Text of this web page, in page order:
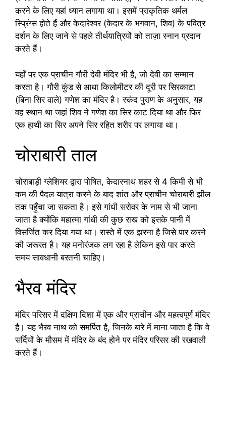
करने के लिए यहां ध्यान लगाया था। इसमें प्राकृतिक थर्मल
स्प्रिंग्स होते हैं और केदारेश्वर (केदार के भगवान, शिव) के पवित्र
दर्शन के लिए जाने से पहले तीर्थयात्रियों को ताज़ा स्नान प्रदान
करते हैं।
यहाँ पर एक प्राचीन गौरी देवी मंदिर भी है, जो देवी का सम्मान
करता है। गौरी कुंड से आधा किलोमीटर की दूरी पर सिरकाटा
(बिना सिर वाले) गणेश का मंदिर है। स्कंद पुराण के अनुसार, यह
वह स्थान था जहां शिव ने गणेश का सिर काट दिया था और फिर
एक हाथी का सिर अपने सिर रहित शरीर पर लगाया था।
चोराबारी ताल
चोराबाड़ी ग्लेशियर द्वारा पोषित, केदारनाथ शहर से 4 किमी से भी
कम की पैदल यात्रा करने के बाद शांत और प्राचीन चोराबारी झील
तक पहुँचा जा सकता है। इसे गांधी सरोवर के नाम से भी जाना
जाता है क्योंकि महात्मा गांधी की कुछ राख को इसके पानी में
विसर्जित कर दिया गया था। रास्ते में एक झरना है जिसे पार करने
की जरूरत है। यह मनोरंजक लग रहा है लेकिन इसे पार करते
समय सावधानी बरतनी चाहिए।
भैरव मंदिर
मंदिर परिसर में दक्षिण दिशा में एक और प्राचीन और महत्वपूर्ण मंदिर
है। यह भैरव नाथ को समर्पित है, जिनके बारे में माना जाता है कि वे
सर्दियों के मौसम में मंदिर के बंद होने पर मंदिर परिसर की रखवाली
करते हैं।